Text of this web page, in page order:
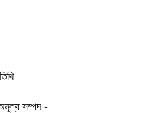
সম্পদ -